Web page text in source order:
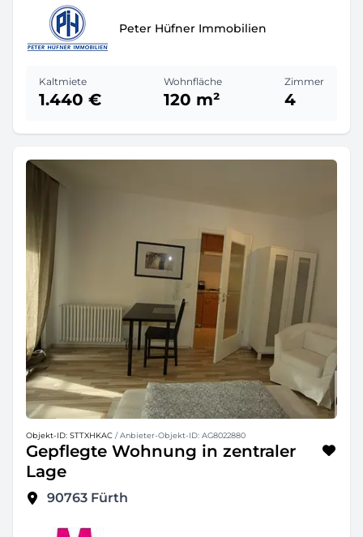
Peter Hüfner Immobilien
Kaltmiete
1.440 €
Wohnfläche
120 m²
Zimmer
4
Objekt-ID: STTXHKAC / Anbieter-Objekt-ID: AG8022880
Gepflegte Wohnung in zentraler
Lage
90763 Fürth